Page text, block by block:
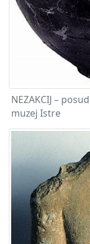
NEZAKCIJ –
muzej Istre